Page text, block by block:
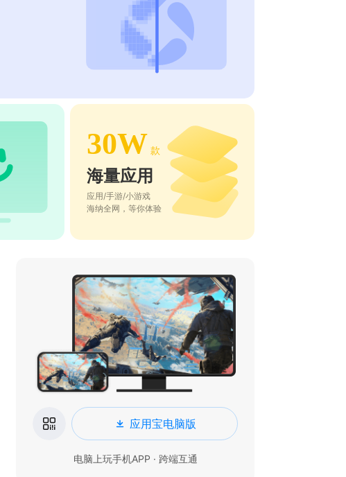
30W 款
海量应用
应用/手游/小游戏
海纳全网，等你体验
应用宝电脑版
电脑上玩手机APP · 跨端互通